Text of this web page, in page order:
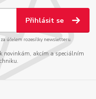
Přihlásit se
účelem rozesílky newsletteru.
novinkám, akcím a speciálním